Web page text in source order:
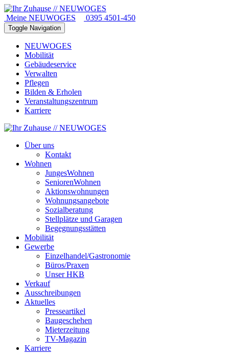
Meine NEUWOGES 0395 4501-450
Toggle Navigation
NEUWOGES
Mobilität
Gebäudeservice
Verwalten
Pflegen
Bilden & Erholen
Veranstaltungszentrum
Karriere
Über uns
Kontakt
Wohnen
JungesWohnen
SeniorenWohnen
Aktionswohnungen
Wohnungsangebote
Sozialberatung
Stellplätze und Garagen
Begegnungsstätten
Mobilität
Gewerbe
Einzelhandel/Gastronomie
Büros/Praxen
Unser HKB
Verkauf
Ausschreibungen
Aktuelles
Presseartikel
Baugeschehen
Mieterzeitung
TV-Magazin
Karriere